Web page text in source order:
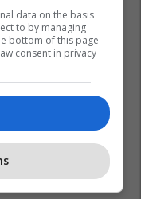
data on the basis
to by managing
bottom of this page
consent in privacy